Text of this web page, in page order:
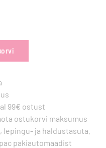
99€ ostust
ostukorvi maksumus
ja haldustasuta.
pakiautomaadist